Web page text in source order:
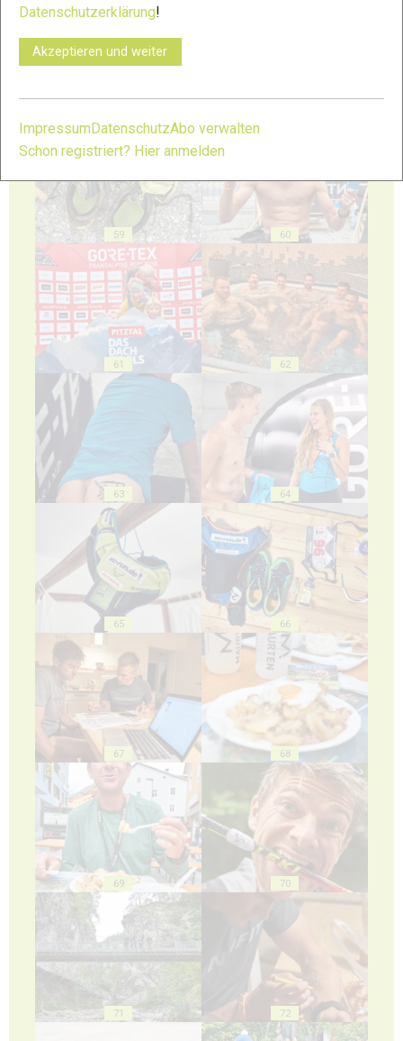
59 60
61 62
63 64
65 66
67 68
69 70
71 72
Datenschutzerklärung!
Akzeptieren und weiter
ImpressumDatenschutzAbo verwalten
Schon registriert? Hier anmelden